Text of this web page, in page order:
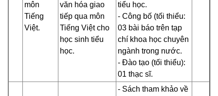
môn
Tiếng
Việt.
văn hóa giao
tiếp qua môn
Tiếng Việt cho
học sinh tiểu
học.
tiểu học.
- Công bố (tối thiểu:
03 bài báo trên tạp
chí khoa học chuyên
ngành trong nước.
- Đào tạo (tối thiểu):
01 thạc sĩ.
- Sách tham khảo về